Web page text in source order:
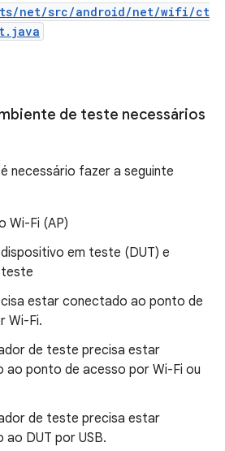
net/src/android/net/wifi/ct
de teste necessários
necessário fazer a seguinte
Wi-Fi (AP)
em teste (DUT) e
estar conectado ao ponto de
Wi-Fi.
de teste precisa estar
ao ponto de acesso por Wi-Fi ou
de teste precisa estar
DUT por USB.